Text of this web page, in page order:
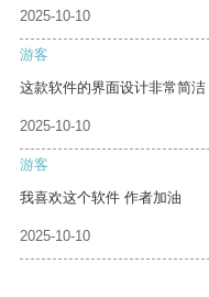
2025-10-10
游客
这款软件的界面设计非常简洁
2025-10-10
游客
我喜欢这个软件 作者加油
2025-10-10